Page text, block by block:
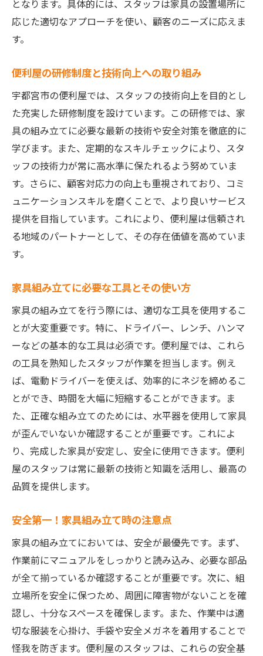
となります。具体的には、スタッフは家具の設置場所に
応じた適切なアプローチを使い、顧客のニーズに応えま
す。
便利屋の研修制度と技術向上への取り組み
宇都宮市の便利屋では、スタッフの技術向上を目的とし
た充実した研修制度を設けています。この研修では、家
具の組み立てに必要な最新の技術や安全対策を徹底的に
学びます。また、定期的なスキルチェックにより、スタ
ッフの技術力が常に高水準に保たれるよう努めていま
す。さらに、顧客対応力の向上も重視されており、コミ
ュニケーションスキルを磨くことで、より良いサービス
提供を目指しています。これにより、便利屋は信頼され
る地域のパートナーとして、その存在価値を高めていま
す。
家具組み立てに必要な工具とその使い方
家具の組み立てを行う際には、適切な工具を使用するこ
とが大変重要です。特に、ドライバー、レンチ、ハンマ
ーなどの基本的な工具は必須です。便利屋では、これら
の工具を熟知したスタッフが作業を担当します。例え
ば、電動ドライバーを使えば、効率的にネジを締めるこ
とができ、時間を大幅に短縮することができます。ま
た、正確な組み立てのためには、水平器を使用して家具
が歪んでいないか確認することが重要です。これによ
り、完成した家具が安定し、安全に使用できます。便利
屋のスタッフは常に最新の技術と知識を活用し、最高の
品質を提供します。
安全第一！家具組み立て時の注意点
家具の組み立てにおいては、安全が最優先です。まず、
作業前にマニュアルをしっかりと読み込み、必要な部品
が全て揃っているか確認することが重要です。次に、組
立場所を安全に保つため、周囲に障害物がないことを確
認し、十分なスペースを確保します。また、作業中は適
切な服装を心掛け、手袋や安全メガネを着用することで
怪我を防ぎます。便利屋のスタッフは、これらの安全基